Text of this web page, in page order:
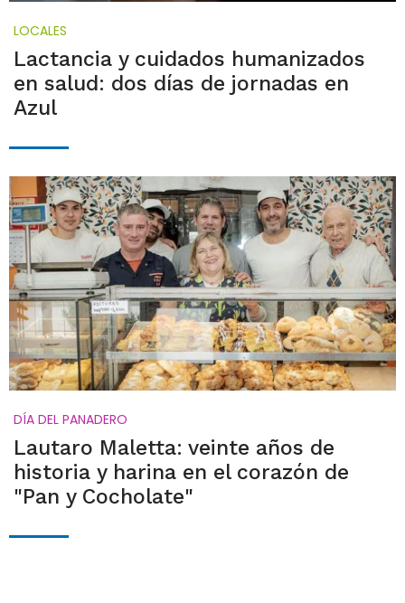
LOCALES
Lactancia y cuidados humanizados
en salud: dos días de jornadas en
Azul
DÍA DEL PANADERO
Lautaro Maletta: veinte años de
historia y harina en el corazón de
"Pan y Cocholate"